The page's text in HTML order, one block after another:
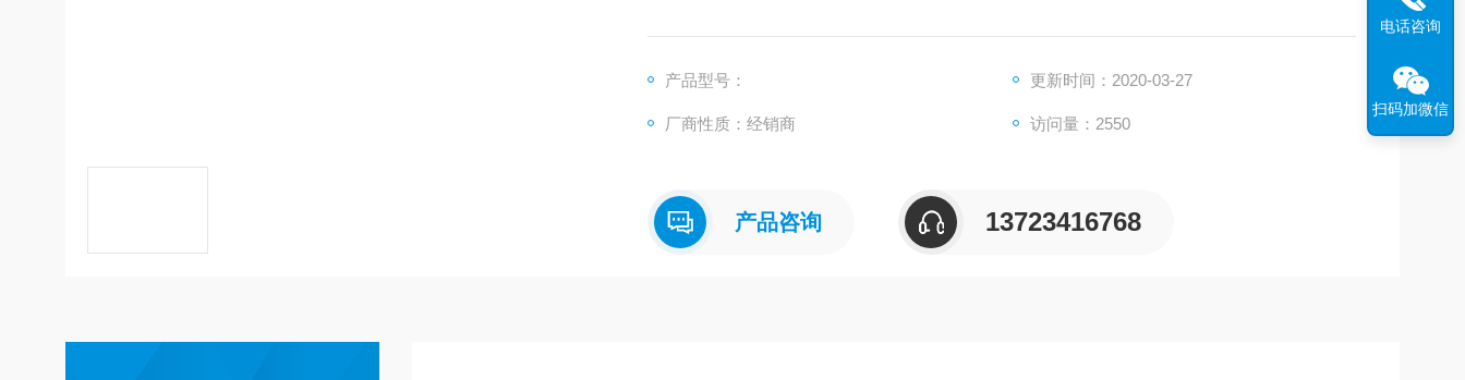
产品型号： 更新时间：2020-03-27
厂商性质：经销商 访问量：2550
产品咨询 13723416768
电话咨询
扫码加微信